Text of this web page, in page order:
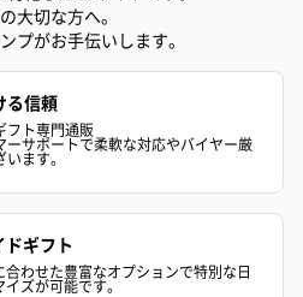
できない商品にのし風のカードを
ん。
する場合があります。
大切な方へ。
プがお手伝いします。
る信頼
フト専門通販
ーサポートで柔軟な対応やバイヤー厳
ます。
ギフト
合わせた豊富なオプションで特別な日
ズが可能です。